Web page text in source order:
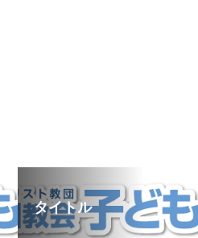
タイトル